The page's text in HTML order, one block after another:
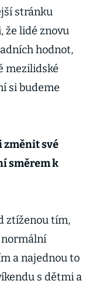
stránku
že lidé znovu
hodnot,
mezilidské
si budeme
změnit své
směrem k
ztíženou tím,
normální
a najednou to
s dětmi a